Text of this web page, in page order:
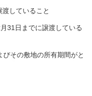
していること
31日までに譲渡している
びその敷地の所有期間がと